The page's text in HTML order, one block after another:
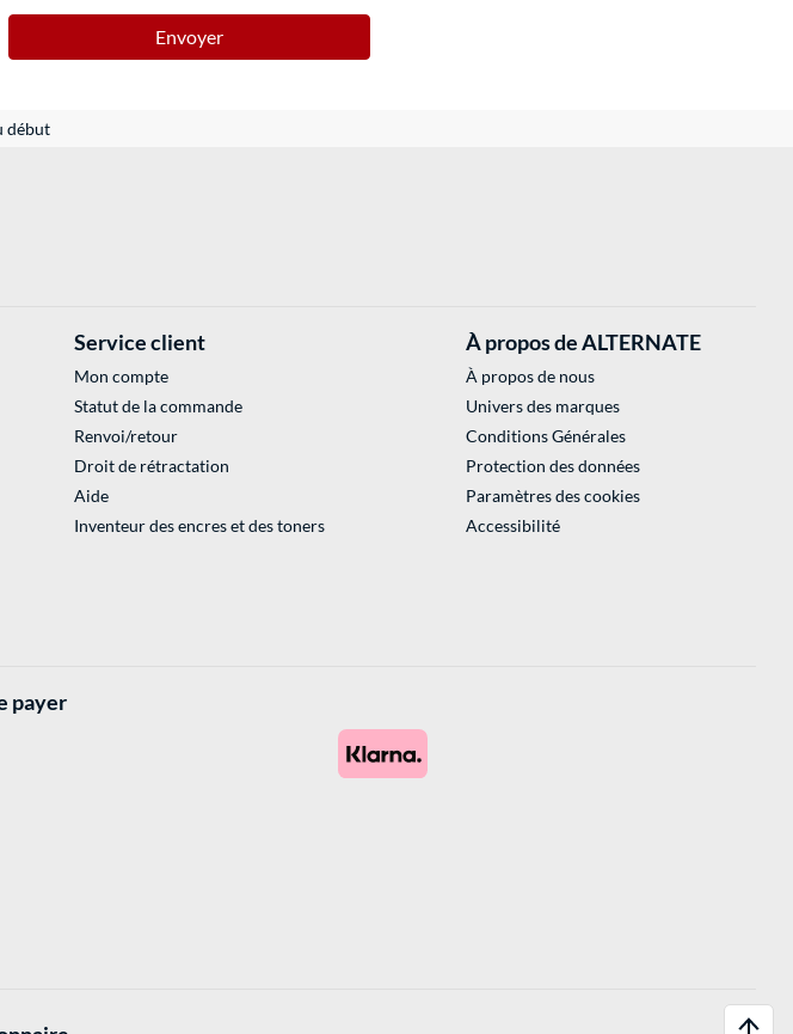
Envoyer
début
Service client
Mon compte
Statut de la commande
Renvoi/retour
Droit de rétractation
Aide
Inventeur des encres et des toners
À propos de ALTERNATE
À propos de nous
Univers des marques
Conditions Générales
Protection des données
Paramètres des cookies
Accessibilité
payer